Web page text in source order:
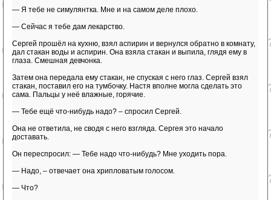
— Я тебе не симулянтка. Мне и на самом деле плохо.
— Сейчас я тебе дам лекарство.
Сергей прошёл на кухню, взял аспирин и вернулся обратно в комнату,
дал стакан воды и аспирин. Она взяла стакан и выпила, глядя ему в
глаза. Смешная девчонка.
Затем она передала ему стакан, не спуская с него глаз. Сергей взял
стакан, поставил его на тумбочку. Настя вполне могла сделать это
сама. Пальцы у неё влажные, горячие.
— Тебе ещё что-нибудь надо? – спросил Сергей.
Она не ответила, не сводя с него взгляда. Сергея это начало
доставать.
Он переспросил: — Тебе надо что-нибудь? Мне уходить пора.
— Надо, – отвечает она хрипловатым голосом.
— Что?